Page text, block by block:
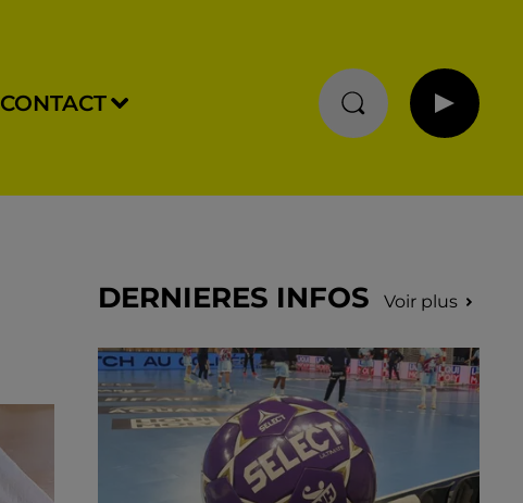
CONTACT
DERNIERES INFOS Voir plus